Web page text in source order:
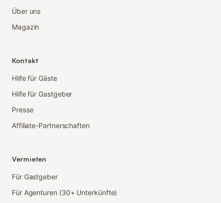
Über uns
Magazin
Kontakt
Hilfe für Gäste
Hilfe für Gastgeber
Presse
Affiliate-Partnerschaften
Vermieten
Für Gastgeber
Für Agenturen (30+ Unterkünfte)